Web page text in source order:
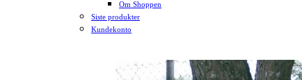
Om Shoppen
Siste produkter
Kundekonto